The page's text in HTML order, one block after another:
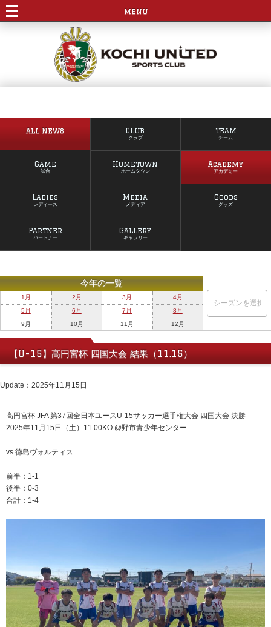
menu
All News Club
クラブ
Team
チーム
Game
試合
Hometown
ホームタウン
Academy
アカデミー
Ladies
レディース
Media
メディア
Goods
グッズ
Partner
パートナー
Gallery
ギャラリー
今年の一覧
1月 2月 3月
4月
5月
6月 7月
8月
9月
10月 11月 12月
【U-15】高円宮杯 四国大会 結果（11.15）
Update：2025年11月15日
高円宮杯 JFA 第37回全日本ユースU-15サッカー選手権大会 四国大会 決勝
2025年11月15日（土）11:00KO @野市青少年センター
vs.徳島ヴォルティス
前半：1-1
後半：0-3
合計：1-4